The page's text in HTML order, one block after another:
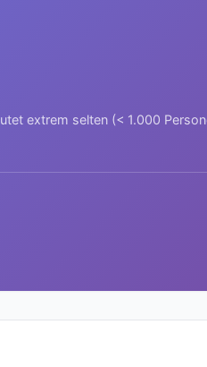
extrem selten (< 1.000